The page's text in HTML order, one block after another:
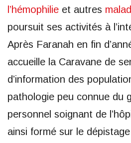
l’hémophilie et autres
poursuit ses activités à
Après Faranah en fin
accueille la Caravane de
d’information des
pathologie peu connue du
personnel soignant de
ainsi formé sur le